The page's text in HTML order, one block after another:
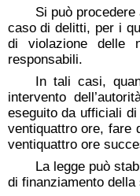
Si può
caso di delitti, per i
di violazione delle
responsabili.
In tali casi,
intervento
eseguito da ufficiali
ventiquattro ore, fare
ventiquattro ore
La legge può
di finanziamento